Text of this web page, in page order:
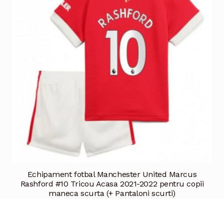
Echipament fotbal Manchester United Marcus
Rashford #10 Tricou Acasa 2021-2022 pentru copii
maneca scurta (+ Pantaloni scurti)